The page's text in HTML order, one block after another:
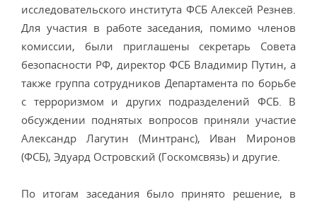
исследовательского института ФСБ Алексей Резнев.
Для участия в работе заседания, помимо членов
комиссии, были приглашены секретарь Совета
безопасности РФ, директор ФСБ Владимир Путин, а
также группа сотрудников Департамента по борьбе
с терроризмом и других подразделений ФСБ. В
обсуждении поднятых вопросов приняли участие
Александр Лагутин (Минтранс), Иван Миронов
(ФСБ), Эдуард Островский (Госкомсвязь) и другие.
По итогам заседания было принято решение, в